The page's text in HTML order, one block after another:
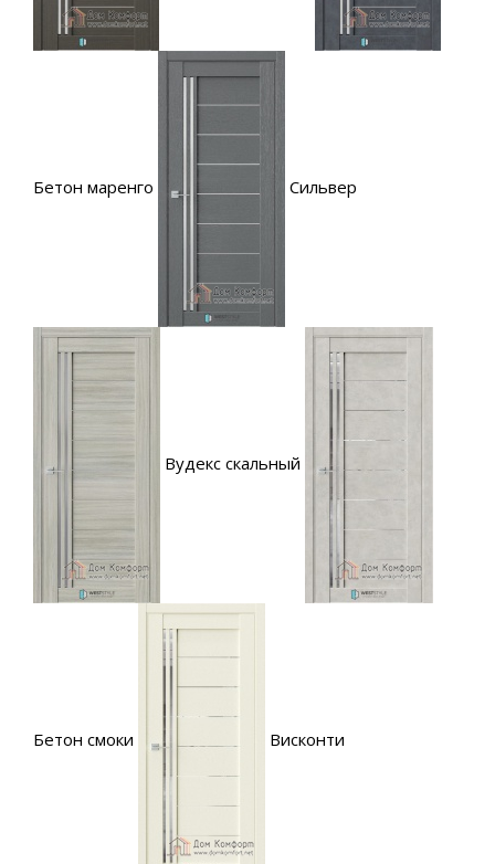
Бетон маренго Сильвер
Вудекс скальный
Бетон смоки Висконти